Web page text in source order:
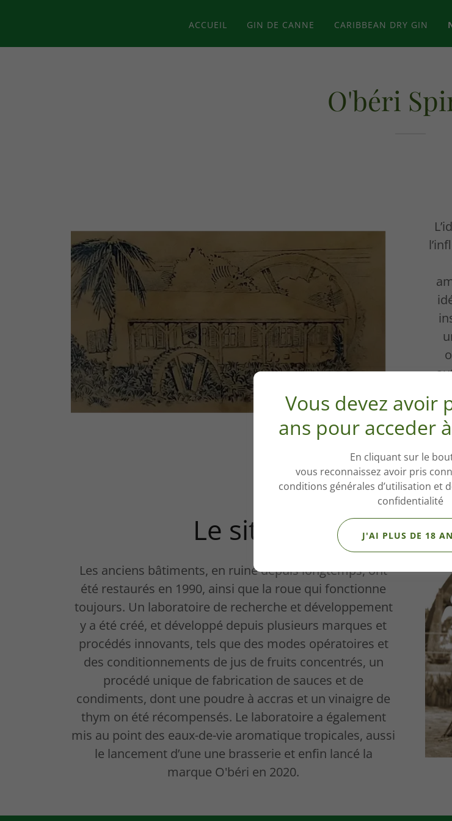
ACCUEIL GIN DE CANNE CARIBBEAN DRY GIN
O'béri
2
à
Le site
Les anciens bâtiments, en ruine depuis longtemps, ont
été restaurés en 1990, ainsi que la roue qui fonctionne
toujours. Un laboratoire de recherche et développement
y a été créé, et développé depuis plusieurs marques et
procédés innovants, tels que des modes opératoires et
des conditionnements de jus de fruits concentrés, un
procédé unique de fabrication de sauces et de
condiments, dont une poudre à accras et un vinaigre de
thym on été récompensés. Le laboratoire a également
mis au point des eaux-de-vie aromatique tropicales, aussi
le lancement d’une une brasserie et enfin lancé la
marque O'béri en 2020.
Vous devez avoir
ans pour acceder
En cliquant sur le
vous reconnaissez avoir pris
conditions générales d’utilisation et
confidentialité
J'AI PLUS DE 18